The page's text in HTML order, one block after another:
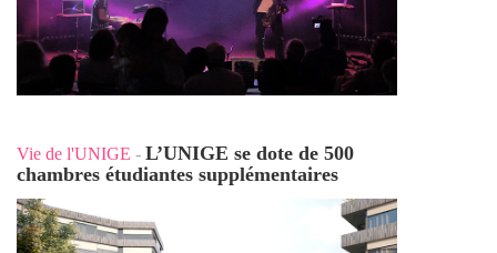
Vie de l'UNIGE - L’UNIGE se dote de 500
chambres étudiantes supplémentaires